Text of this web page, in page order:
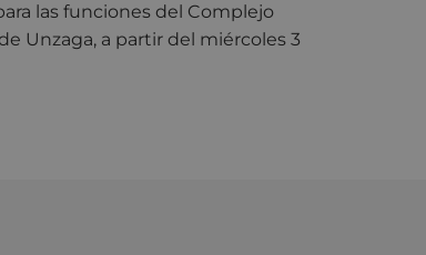
las funciones del Complejo
Unzaga, a partir del miércoles 3